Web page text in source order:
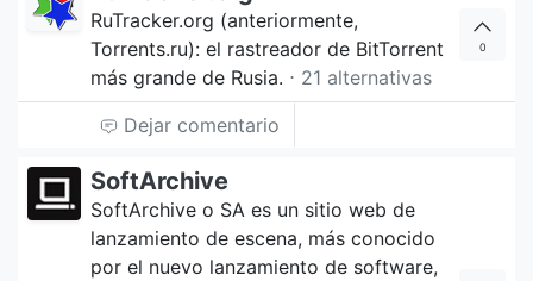
RuTracker.org (anteriormente,
Torrents.ru): el rastreador de BitTorrent
más grande de Rusia. ⋅ 21 alternativas
0
Dejar comentario
SoftArchive
SoftArchive o SA es un sitio web de
lanzamiento de escena, más conocido
por el nuevo lanzamiento de software,